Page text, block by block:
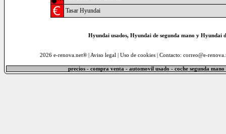
Tasar Hyundai
Hyundai usados, Hyundai de segunda mano y Hyundai
2026 e-renova.net® | Aviso legal Uso de cookies| Contacto: correo@e-
precios - compra venta - automovil usado - coche segunda mano